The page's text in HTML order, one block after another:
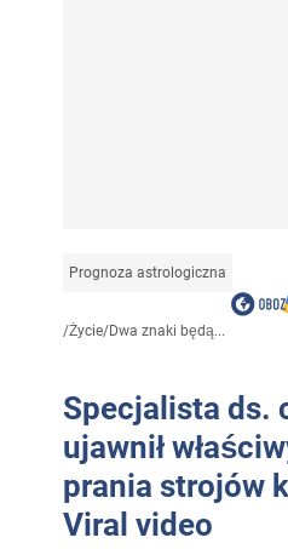
Prognoza astrologiczna
/Życie/Dwa znaki będą...
Specjalista ds.
ujawnił
prania strojów
Viral video